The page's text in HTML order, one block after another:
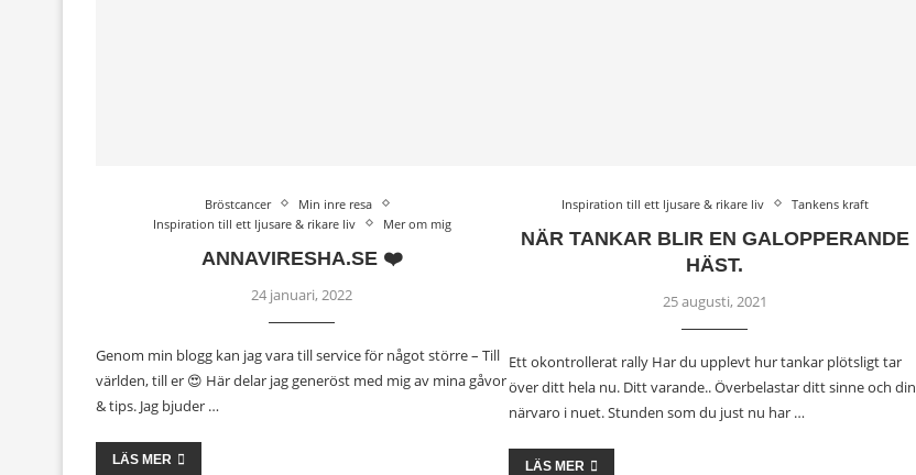
Bröstcancer
Min inre resa
Inspiration till ett ljusare & rikare liv
Mer om mig
ANNAVIRESHA.SE ❤️
24 januari, 2022
Genom min blogg kan jag vara till service för något större – Till
världen, till er 😍 Här delar jag generöst med mig av mina gåvor
& tips. Jag bjuder …
LÄS MER
Inspiration till ett ljusare & rikare liv Tankens kraft
NÄR TANKAR BLIR EN GALOPPERANDE
HÄST.
25 augusti, 2021
Ett okontrollerat rally Har du upplevt hur tankar plötsligt tar
över ditt hela nu. Ditt varande.. Överbelastar ditt sinne och din
närvaro i nuet. Stunden som du just nu har …
LÄS MER